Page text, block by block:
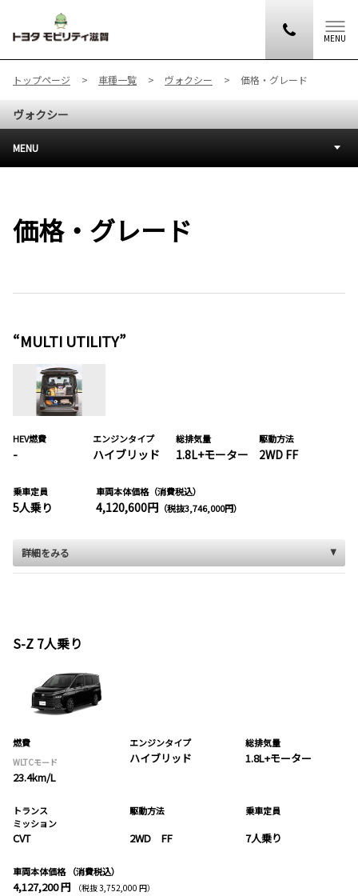
MENU
トップページ 車種一覧 ヴォクシー 価格・グレード
ヴォクシー
MENU
価格・グレード
“MULTI UTILITY”
HEV燃費
-
エンジンタイプ
ハイブリッド
総排気量
1.8L+モーター
駆動方法
2WD FF
乗車定員
5人乗り
車両本体価格（消費税込）
4,120,600円（税抜3,746,000円）
詳細をみる
S-Z 7人乗り
燃費
WLTCモード
23.4km/L
エンジンタイプ
ハイブリッド
総排気量
1.8L+モーター
トランス
ミッション
CVT
駆動方法
2WD FF
乗車定員
7人乗り
車両本体価格 （消費税込）
4,127,200 円 （税抜 3,752,000 円）